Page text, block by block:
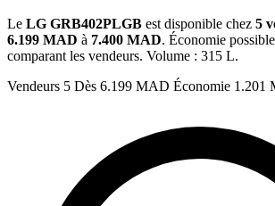
Le LG GRB402PLGB est disponible chez 5
6.199 MAD à 7.400 MAD. Économie
comparant les vendeurs. Volume : 315 L.
Vendeurs 5 Dès 6.199 MAD Économie 1.201